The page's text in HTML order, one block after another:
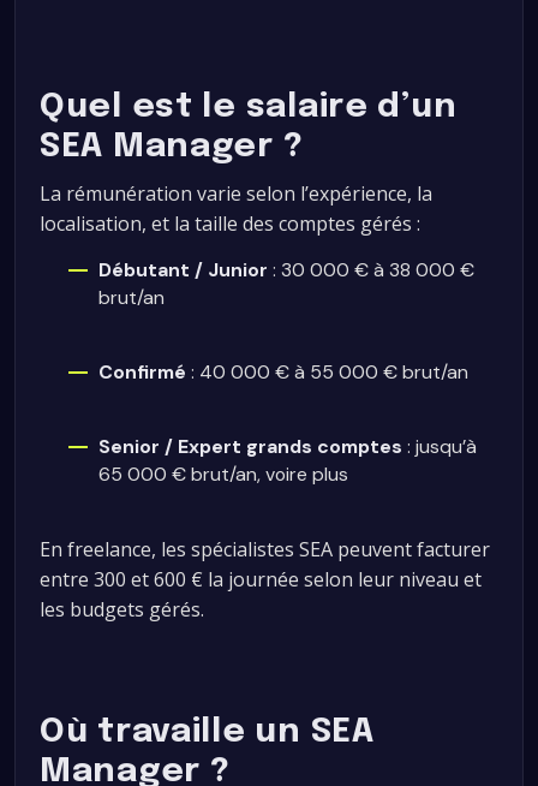
Quel est le salaire d’un
SEA Manager ?
La rémunération varie selon l’expérience, la
localisation, et la taille des comptes gérés :
Débutant / Junior : 30 000 € à 38 000 €
brut/an
Confirmé : 40 000 € à 55 000 € brut/an
Senior / Expert grands comptes : jusqu’à
65 000 € brut/an, voire plus
En freelance, les spécialistes SEA peuvent facturer
entre 300 et 600 € la journée selon leur niveau et
les budgets gérés.
Où travaille un SEA
Manager ?